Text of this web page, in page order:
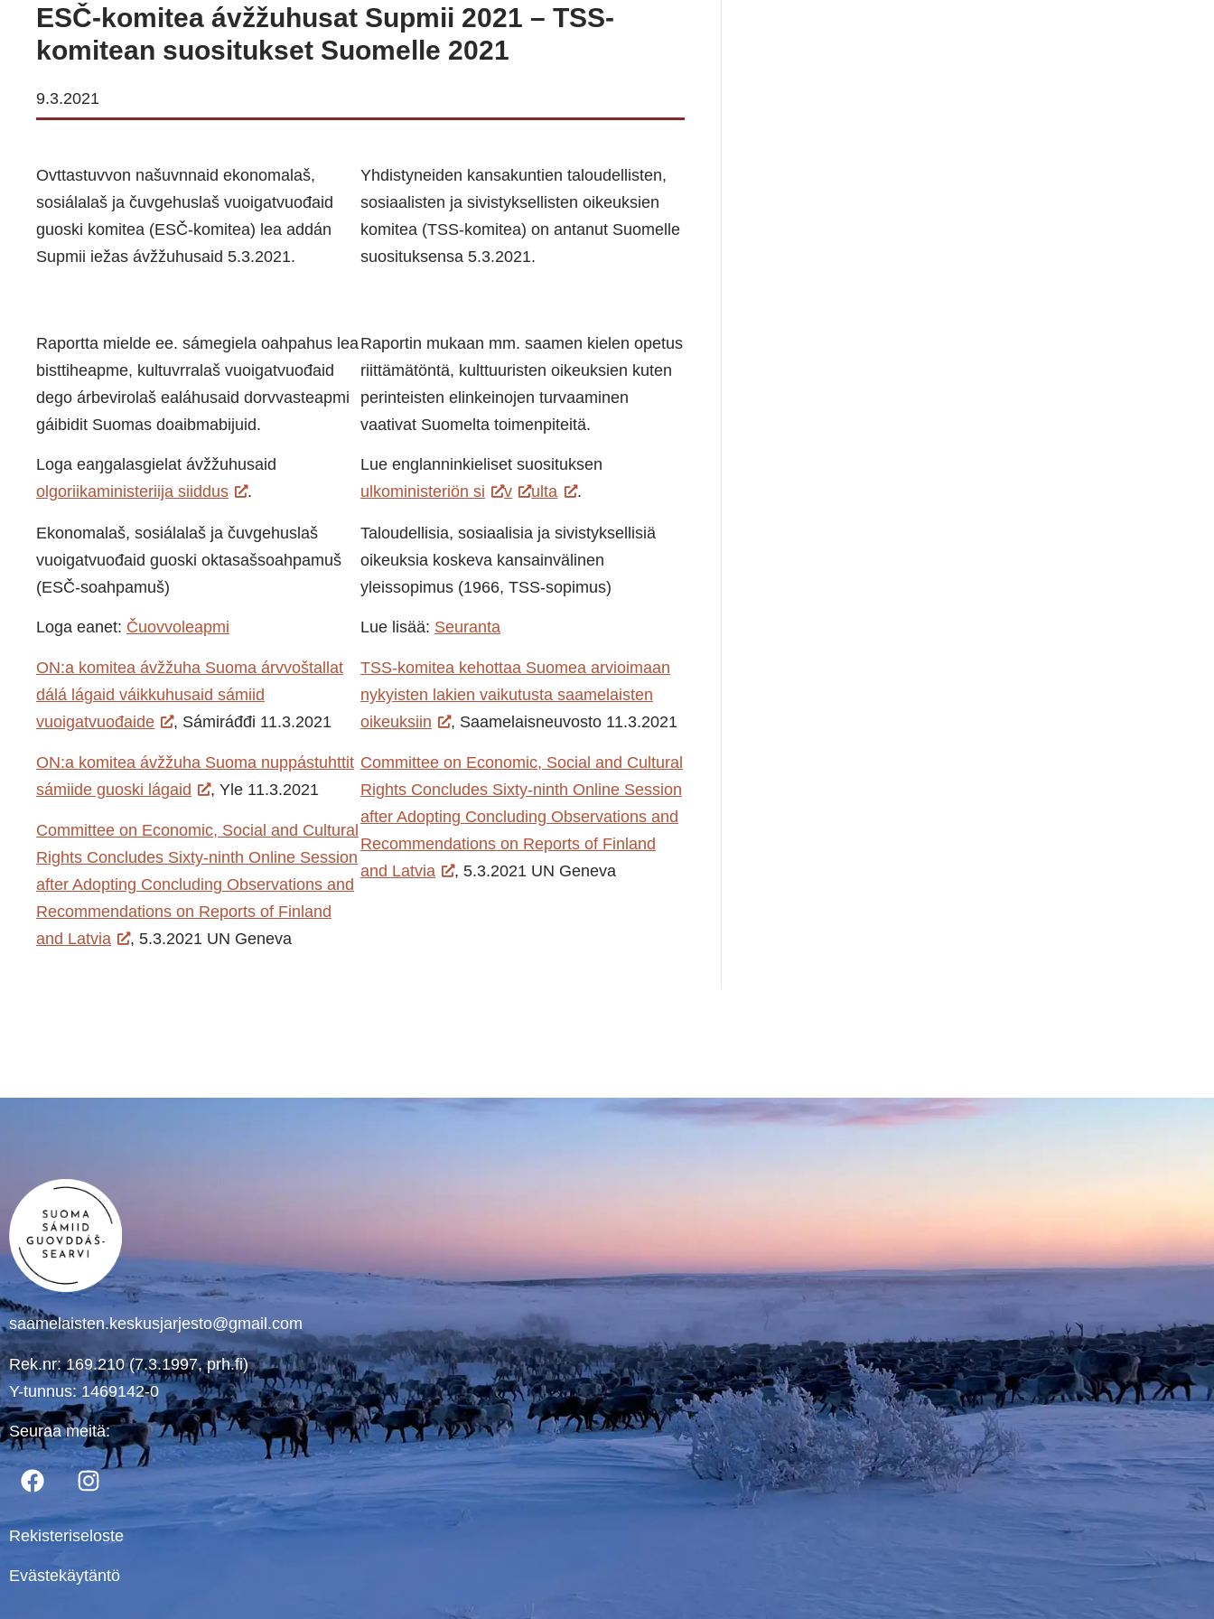
ESČ-komitea ávžžuhusat Supmii 2021 – TSS-
komitean suositukset Suomelle 2021
9.3.2021
Ovttastuvvon našuvnnaid ekonomalaš,
sosiálalaš ja čuvgehuslaš vuoigatvuođaid
guoski komitea (ESČ-komitea) lea addán
Supmii iežas ávžžuhusaid 5.3.2021.
Yhdistyneiden kansakuntien taloudellisten,
sosiaalisten ja sivistyksellisten oikeuksien
komitea (TSS-komitea) on antanut Suomelle
suosituksensa 5.3.2021.
Raportta mielde ee. sámegiela oahpahus lea
bisttiheapme, kultuvrralaš vuoigatvuođaid
dego árbevirolaš ealáhusaid dorvvasteapmi
gáibidit Suomas doaibmabijuid.
Loga eaŋgalasgielat ávžžuhusaid
olgoriikaministeriija siiddus
.
Ekonomalaš, sosiálalaš ja čuvgehuslaš
vuoigatvuođaid guoski oktasašsoahpamuš
(ESČ-soahpamuš)
Loga eanet: Čuovvoleapmi
ON:a komitea ávžžuha Suoma árvvoštallat
dálá lágaid váikkuhusaid sámiid
vuoigatvuođaide
, Sámiráđđi 11.3.2021
ON:a komitea ávžžuha Suoma nuppástuhttit
sámiide guoski lágaid
, Yle 11.3.2021
Committee on Economic, Social and Cultural
Rights Concludes Sixty-ninth Online Session
after Adopting Concluding Observations and
Recommendations on Reports of Finland
and Latvia
, 5.3.2021 UN Geneva
Raportin mukaan mm. saamen kielen opetus
riittämätöntä, kulttuuristen oikeuksien kuten
perinteisten elinkeinojen turvaaminen
vaativat Suomelta toimenpiteitä.
Lue englanninkieliset suosituksen
ulkoministeriön si
v ulta .
Taloudellisia, sosiaalisia ja sivistyksellisiä
oikeuksia koskeva kansainvälinen
yleissopimus (1966, TSS-sopimus)
Lue lisää: Seuranta
TSS-komitea kehottaa Suomea arvioimaan
nykyisten lakien vaikutusta saamelaisten
oikeuksiin
, Saamelaisneuvosto 11.3.2021
Committee on Economic, Social and Cultural
Rights Concludes Sixty-ninth Online Session
after Adopting Concluding Observations and
Recommendations on Reports of Finland
and Latvia
, 5.3.2021 UN Geneva
saamelaisten.keskusjarjesto@gmail.com
Rek.nr: 169.210 (7.3.1997, prh.fi)
Y-tunnus: 1469142-0
Seuraa meitä:
Rekisteriseloste
Evästekäytäntö